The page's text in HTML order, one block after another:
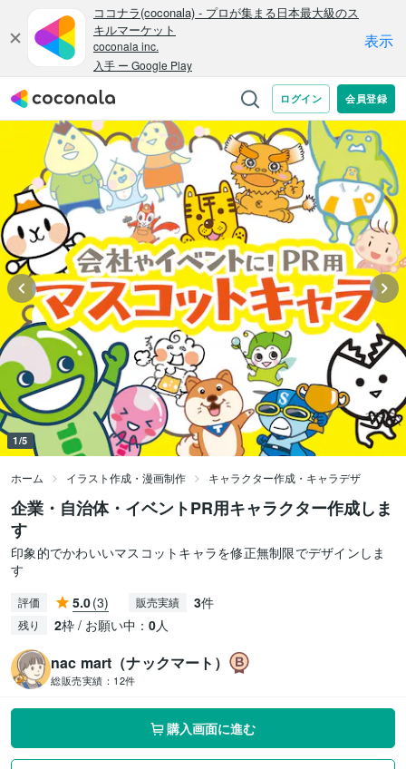
1/5
ホーム イラスト作成・漫画制作 キャラクター作成・キャラデザ
企業・自治体・イベントPR用キャラクター作成しま
す
印象的でかわいいマスコットキャラを修正無制限でデザインしま
す
評価 5.0(3) 販売実績 3件
残り 2枠 / お願い中： 0人
nac mart（ナックマート）
総販売実績： 12件
購入画面に進む